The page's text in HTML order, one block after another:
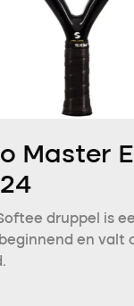
Master
druppel is
en valt